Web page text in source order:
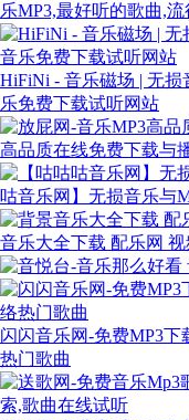
乐MP3,最好听的歌曲,
HiFiNi - 音乐磁场 | 无
乐免费下载试听网站
高品质在线免费下载与
咕音乐网】无损音乐与
音乐大全下载 配乐网
闪闪音乐网-免费MP3
热门歌曲